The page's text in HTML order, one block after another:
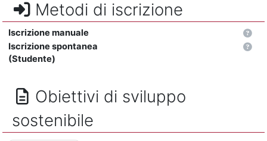
Metodi di iscrizione
Iscrizione manuale
Iscrizione spontanea
(Studente)
Obiettivi di sviluppo
sostenibile